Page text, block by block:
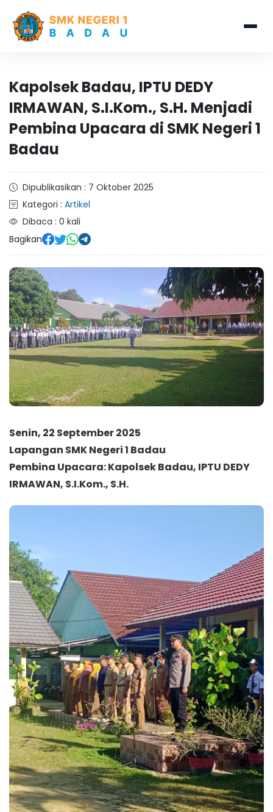
Kapolsek Badau, IPTU DEDY
IRMAWAN, S.I.Kom., S.H. Menjadi
Pembina Upacara di SMK Negeri 1
Badau
Dipublikasikan : 7 Oktober 2025
Kategori : Artikel
Dibaca : 0 kali
Bagikan
Senin, 22 September 2025
Lapangan SMK Negeri 1 Badau
Pembina Upacara: Kapolsek Badau, IPTU DEDY
IRMAWAN, S.I.Kom., S.H.